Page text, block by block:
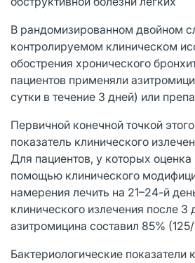
В рандомизированном двойном
контролируемом клиническом
обострения хронического
пациентов применяли
сутки в течение 3 дней) или
Первичной конечной точкой
показатель клинического
Для пациентов, у которых
помощью клинического
намерения лечить на 21–24-й
клинического излечения после 3
азитромицина составил 85%
Бактериологические показатели